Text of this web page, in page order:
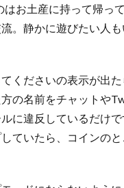
はお土産に持って帰っ
流。静かに遊びたい人
てくださいの表示が出
方の名前をチャットや
に違反しているだけで
していたら、コインの